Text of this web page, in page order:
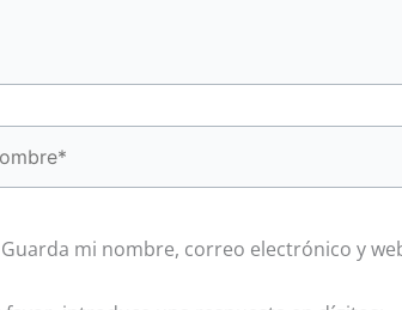
Guarda mi nombre, correo electrónico y